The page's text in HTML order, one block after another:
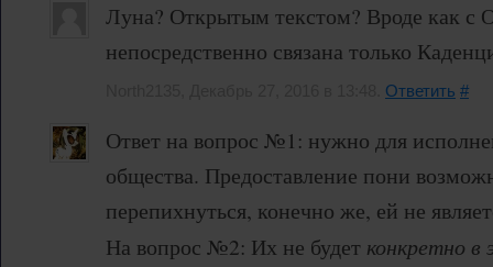
Луна? Открытым текстом? Вроде как с
непосредственно связана только
Ответить #
Ответ на вопрос №1: нужно для
общества. Предоставление пони
перепихнуться, конечно же, ей не
На вопрос №2: Их не будет конкретно